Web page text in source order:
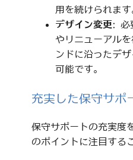
用を続けられます
デザイン変更: 必
やリニューアル
ンドに沿ったデ
可能です。
充実した保守サポ
保守サポートの充実度
のポイントに注目する